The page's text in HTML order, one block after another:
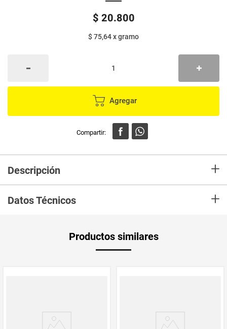
$ 20.800
$ 75,64xgramo
Agregar
Descripción +
Datos Técnicos +
Productos similares